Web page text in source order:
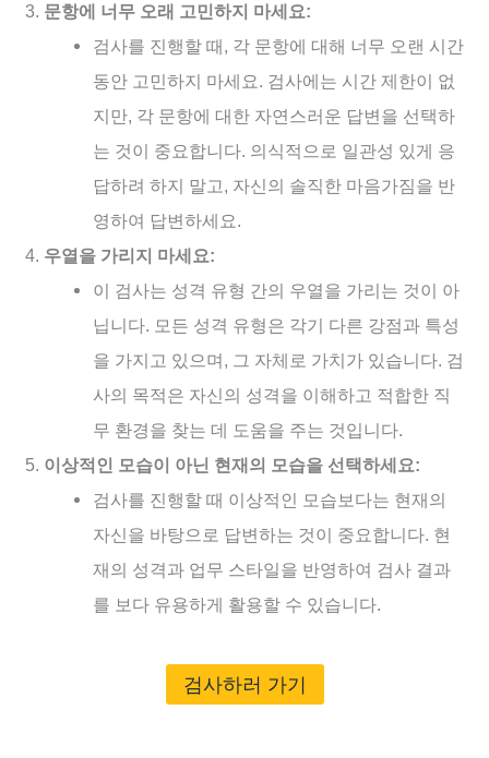
문항에 너무 오래 고민하지 마세요:
검사를 진행할 때, 각 문항에 대해 너무 오랜 시간
동안 고민하지 마세요. 검사에는 시간 제한이 없
지만, 각 문항에 대한 자연스러운 답변을 선택하
는 것이 중요합니다. 의식적으로 일관성 있게 응
답하려 하지 말고, 자신의 솔직한 마음가짐을 반
영하여 답변하세요.
우열을 가리지 마세요:
이 검사는 성격 유형 간의 우열을 가리는 것이 아
닙니다. 모든 성격 유형은 각기 다른 강점과 특성
을 가지고 있으며, 그 자체로 가치가 있습니다. 검
사의 목적은 자신의 성격을 이해하고 적합한 직
무 환경을 찾는 데 도움을 주는 것입니다.
이상적인 모습이 아닌 현재의 모습을 선택하세요:
검사를 진행할 때 이상적인 모습보다는 현재의
자신을 바탕으로 답변하는 것이 중요합니다. 현
재의 성격과 업무 스타일을 반영하여 검사 결과
를 보다 유용하게 활용할 수 있습니다.
검사하러 가기